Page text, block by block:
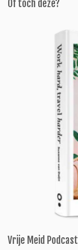
Of toch deze?
Vrije Meid Podcast